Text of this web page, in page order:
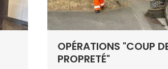
OPÉRATIONS "COUP
PROPRETÉ"